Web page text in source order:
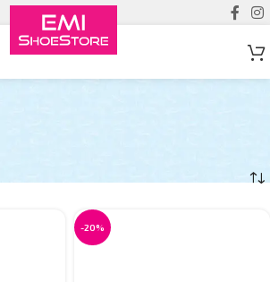
-20%